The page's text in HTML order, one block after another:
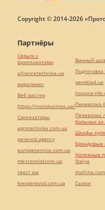
Copyright © 2014-2026
Партнёры
Серьги с
бриллиантами
alliancetechnika.ua
миралинкс
Веб мастер
https://motokosmos.ua/
Синтезаторы
agrotechnika.com.ua
perevod.agency
europeservice.com.ua
mk-translations.ua
текст юа
kievperevod.com.ua
Винный
pereklad.ua
hospice-
Перевозка
Перевозка
больных за
Шкафы купе
Брендовые
Натяжные
Stelya
Cылки